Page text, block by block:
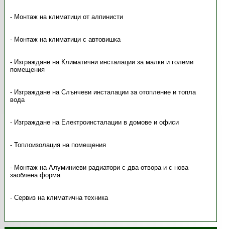
- Монтаж на климатици от алпинисти
- Монтаж на климатици с автовишка
- Изграждане на Климатични инсталации за малки и големи
помещения
- Изграждане на Слънчеви инсталации за отопление и топла
вода
- Изграждане на Електроинсталации в домове и офиси
- Топлоизолация на помещения
- Монтаж на Алуминиеви радиатори с два отвора и с нова
заоблена форма
- Сервиз на климатична техника